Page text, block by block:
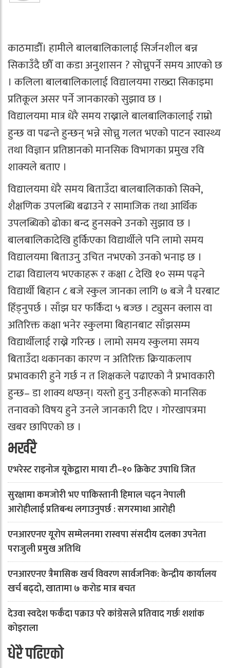
काठमाडौँ। हामीले बालबालिकालाई सिर्जनशील बन्न
सिकाउँदै छौँ वा कडा अनुशासन ? सोच्नुपर्ने समय आएको छ
। कलिला बालबालिकालाई विद्यालयमा राख्दा सिकाइमा
प्रतिकूल असर पर्ने जानकारको सुझाव छ ।
विद्यालयमा मात्र धेरै समय राख्नाले बालबालिकालाई राम्रो
हुन्छ वा पढन्ते हुन्छन् भन्ने सोच्नु गलत भएको पाटन स्वास्थ्य
तथा विज्ञान प्रतिष्ठानको मानसिक विभागका प्रमुख रवि
शाक्यले बताए ।
विद्यालयमा धेरै समय बिताउँदा बालबालिकाको सिक्ने,
शैक्षणिक उपलब्धि बढाउने र सामाजिक तथा आर्थिक
उपलब्धिको ढोका बन्द हुनसक्ने उनको सुझाव छ ।
बालबालिकादेखि हुर्किएका विद्यार्थीले पनि लामो समय
विद्यालयमा बिताउनु उचित नभएको उनको भनाइ छ ।
टाढा विद्यालय भएकाहरू र कक्षा ८ देखि १० सम्म पढ्ने
विद्यार्थी बिहान ८ बजे स्कुल जानका लागि ७ बजे नै घरबाट
हिँड्नुपर्छ । साँझ घर फर्किंदा ५ बज्छ । ट्युसन क्लास वा
अतिरिक्त कक्षा भनेर स्कुलमा बिहानबाट साँझसम्म
विद्यार्थीलाई राख्ने गरिन्छ । लामो समय स्कुलमा समय
बिताउँदा थकानका कारण न अतिरिक्त क्रियाकलाप
प्रभावकारी हुने गर्छ न त शिक्षकले पढाएको नै प्रभावकारी
हुन्छ– डा शाक्य थप्छन्। यस्तो हुनु उनीहरूको मानसिक
तनावको विषय हुने उनले जानकारी दिए । गोरखापत्रमा
खबर छापिएको छ ।
भर्खरै
एभरेस्ट राइनोज यूकेद्वारा माया टी–१० क्रिकेट उपाधि जित
सुरक्षामा कमजोरी भए पाकिस्तानी हिमाल चढ्न नेपाली
आरोहीलाई प्रतिबन्ध लगाउनुपर्छ : सगरमाथा आरोही
एनआरएनए यूरोप सम्मेलनमा रास्वपा संसदीय दलका उपनेता
पराजुली प्रमुख अतिथि
एनआरएनए त्रैमासिक खर्च विवरण सार्वजनिक: केन्द्रीय कार्यालय
खर्च बढ्दो, खातामा ७ करोड मात्र बचत
देउवा स्वदेश फर्कँदा पक्राउ परे कांग्रेसले प्रतिवाद गर्छः शशांक
कोइराला
धेरै पढिएको